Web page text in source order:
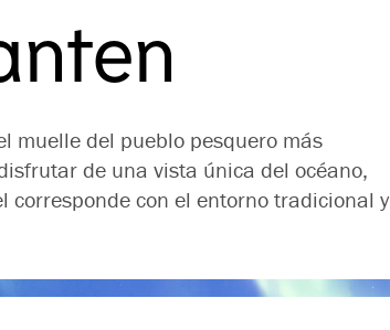
muelle del pueblo pesquero más
de una vista única del océano,
corresponde con el entorno tradicional y